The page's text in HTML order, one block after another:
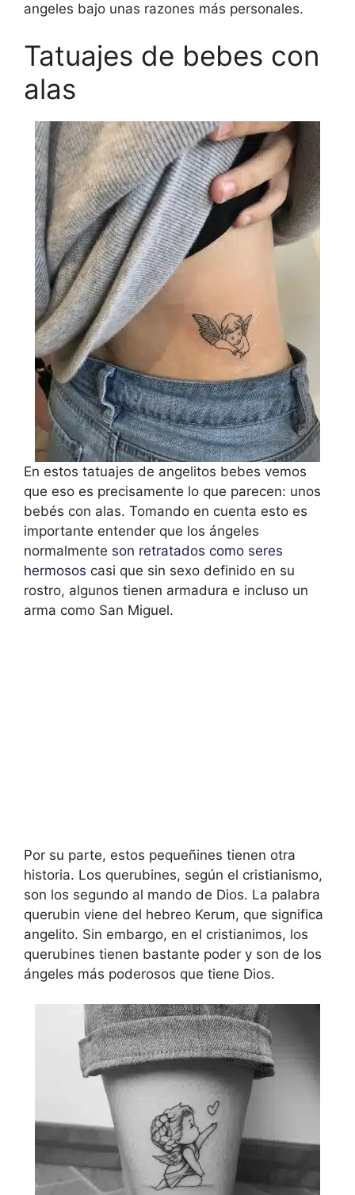
angeles bajo unas razones más personales.
Tatuajes de bebes con
alas
En estos tatuajes de angelitos bebes vemos
que eso es precisamente lo que parecen: unos
bebés con alas. Tomando en cuenta esto es
importante entender que los ángeles
normalmente son retratados como seres
hermosos casi que sin sexo definido en su
rostro, algunos tienen armadura e incluso un
arma como San Miguel.
Por su parte, estos pequeñines tienen otra
historia. Los querubines, según el cristianismo,
son los segundo al mando de Dios. La palabra
querubin viene del hebreo Kerum, que significa
angelito. Sin embargo, en el cristianimos, los
querubines tienen bastante poder y son de los
ángeles más poderosos que tiene Dios.